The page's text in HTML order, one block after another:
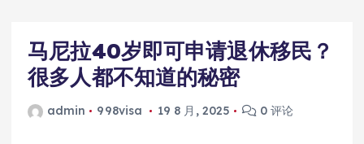
马尼拉40岁即可申请退休移民？
很多人都不知道的秘密
admin 998visa 19 8 月, 2025 0 评论